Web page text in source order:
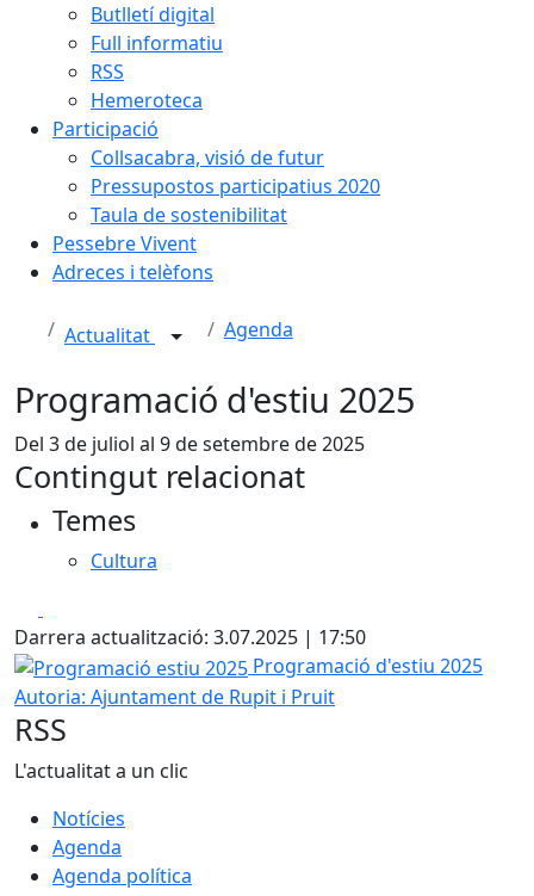
Butlletí digital
Full informatiu
RSS
Hemeroteca
Participació
Collsacabra, visió de futur
Pressupostos participatius 2020
Taula de sostenibilitat
Pessebre Vivent
Adreces i telèfons
Actualitat Agenda
Programació d'estiu 2025
Del 3 de juliol al 9 de setembre de 2025
Contingut relacionat
Temes
Cultura
Darrera actualització: 3.07.2025 | 17:50
Programació estiu 2025
Programació d'estiu 2025
Autoria: Ajuntament de Rupit i Pruit
RSS
L'actualitat a un clic
Notícies
Agenda
Agenda política